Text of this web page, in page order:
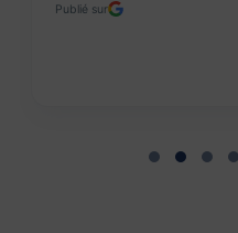
Publié sur